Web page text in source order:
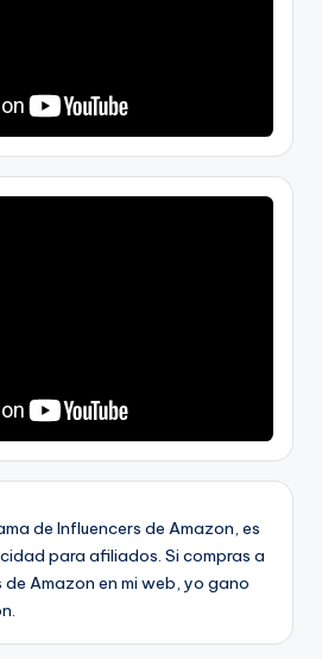
de Influencers de Amazon, es
para afiliados. Si compras a
Amazon en mi web, yo gano